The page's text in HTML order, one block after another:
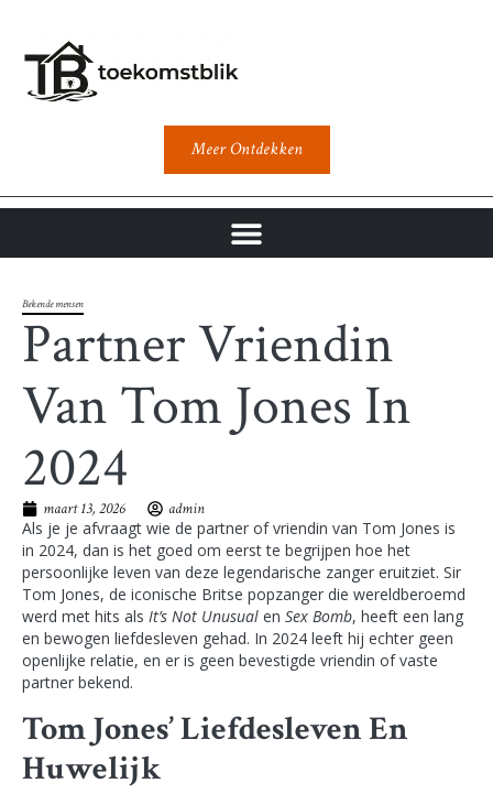
Meer Ontdekken
Bekende mensen
Partner Vriendin
Van Tom Jones In
2024
maart 13, 2026 admin
Als je je afvraagt wie de partner of vriendin van Tom Jones is
in 2024, dan is het goed om eerst te begrijpen hoe het
persoonlijke leven van deze legendarische zanger eruitziet. Sir
Tom Jones, de iconische Britse popzanger die wereldberoemd
werd met hits als It’s Not Unusual en Sex Bomb, heeft een lang
en bewogen liefdesleven gehad. In 2024 leeft hij echter geen
openlijke relatie, en er is geen bevestigde vriendin of vaste
partner bekend.
Tom Jones’ Liefdesleven En
Huwelijk